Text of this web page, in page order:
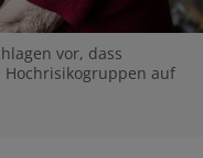
vor, dass
Hochrisikogruppen auf